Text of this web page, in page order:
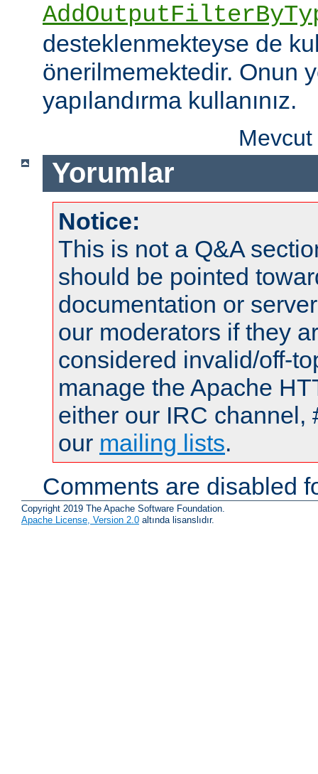
desteklenmekteyse de
önerilmemektedir. Onun
yapılandırma kullanınız.
Yorumlar
Notice:
This is not a Q&A
should be pointed
documentation or
our moderators if they
considered invalid/off-
manage the Apache
either our IRC channel,
our mailing lists.
Comments are disabled
Copyright 2019 The Apache Software Foundation.
Apache License, Version 2.0 altında lisanslıdır.